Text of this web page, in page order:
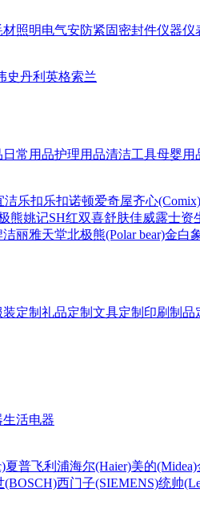
材照明电气安防紧固密封件仪器仪
史丹利 英格索兰
日常用品护理用品清洁工具母婴用
洁乐扣乐扣诺顿爱奇屋齐心(Comix)
熊姚记SH红双喜舒肤佳威露士资
洁丽雅天堂北极熊(Polar bear)金白
装定制 礼品定制 文具定制 印刷制品
生活电器
夏普飞利浦海尔(Haier)美的(Midea)
(BOSCH)西门子(SIEMENS)统帅